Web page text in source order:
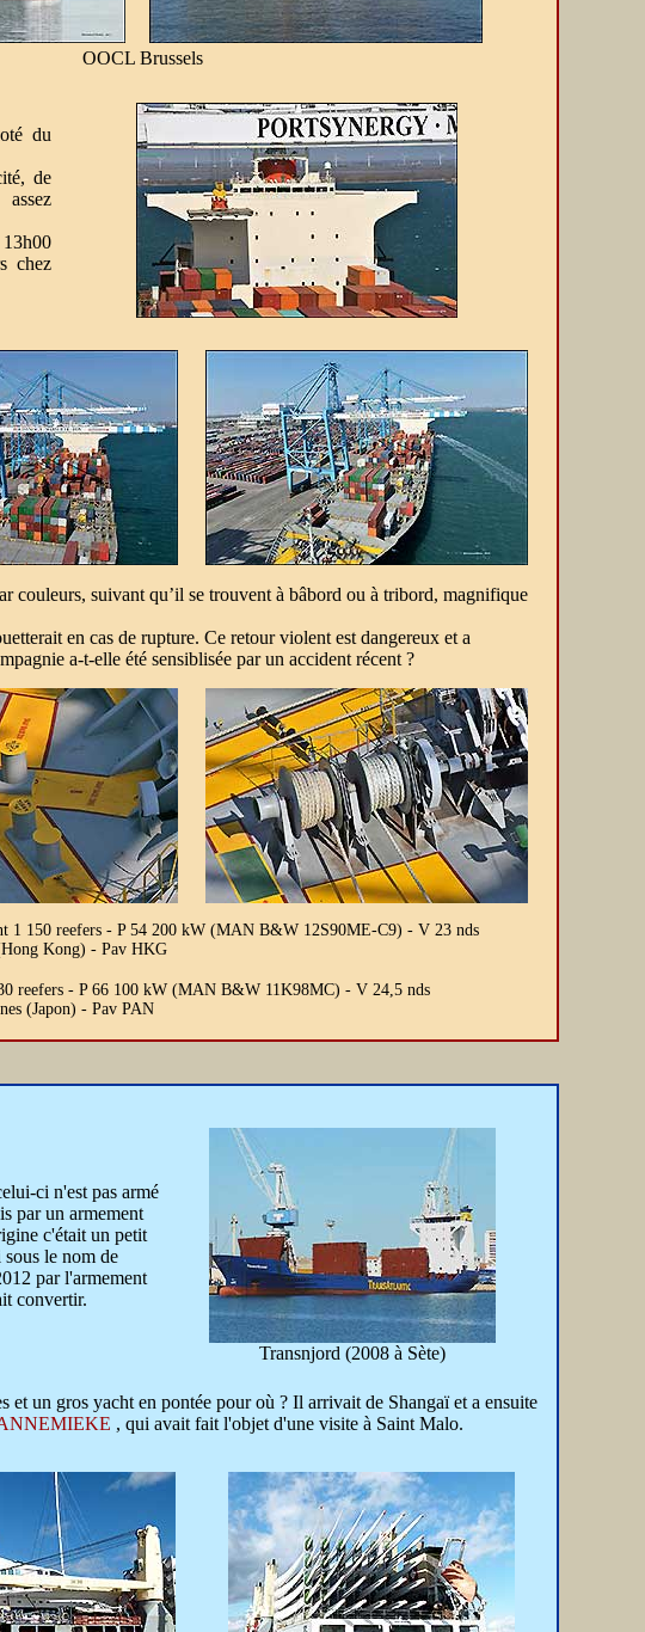
OOCL Brussels
du
de
chez
couleurs, suivant qu’il se trouvent à bâbord ou à tribord, magnifique
en cas de rupture. Ce retour violent est dangereux et a
a-t-elle été sensiblisée par un accident récent ?
1 150 reefers - P 54 200 kW (MAN B&W 12S90ME-C9) - V 23 nds
Kong) - Pav HKG
reefers - P 66 100 kW (MAN B&W 11K98MC) - V 24,5 nds
(Japon) - Pav PAN
ci n'est pas armé
par un armement
c'était un petit
le nom de
par l'armement
convertir.
Transnjord (2008 à Sète)
et un gros yacht en pontée pour où ? Il arrivait de Shangaï et a ensuite
, qui avait fait l'objet d'une visite à Saint Malo.